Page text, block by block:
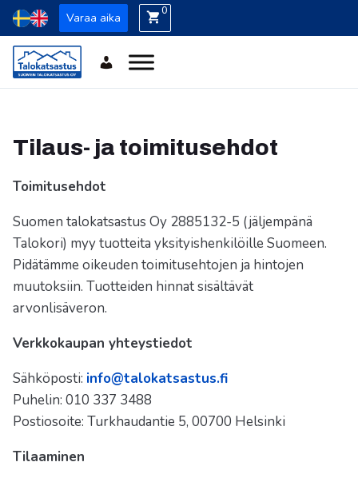
Varaa aika 0
Tilaus- ja toimitusehdot
Toimitusehdot
Suomen talokatsastus Oy 2885132-5 (jäljempänä
Talokori) myy tuotteita yksityishenkilöille Suomeen.
Pidätämme oikeuden toimitusehtojen ja hintojen
muutoksiin. Tuotteiden hinnat sisältävät
arvonlisäveron.
Verkkokaupan yhteystiedot
Sähköposti: info@talokatsastus.fi
Puhelin: 010 337 3488
Postiosoite: Turkhaudantie 5, 00700 Helsinki
Tilaaminen